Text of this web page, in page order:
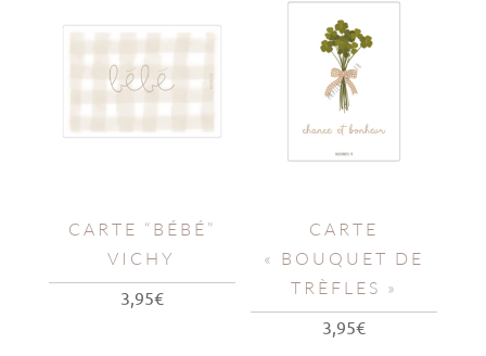
CARTE “BÉBÉ”
VICHY
3,95€
CARTE
« BOUQUET DE
TRÈFLES »
3,95€